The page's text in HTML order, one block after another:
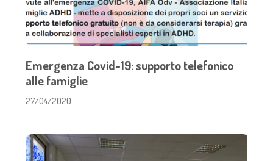
Emergenza Covid-19: supporto telefonico
alle famiglie
27/04/2020